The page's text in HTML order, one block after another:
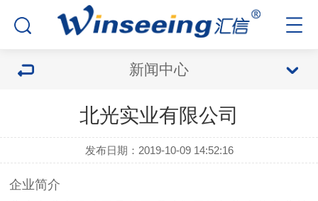
新闻中心
北光实业有限公司
发布日期：2019-10-09 14:52:16
企业简介